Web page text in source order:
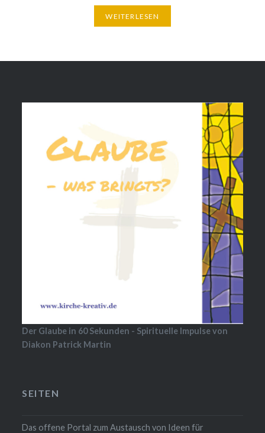
WEITERLESEN
Der Glaube in 60 Sekunden - Spirituelle Impulse von
Diakon Patrick Martin
SEITEN
Das offene Portal zum Austausch von Ideen für